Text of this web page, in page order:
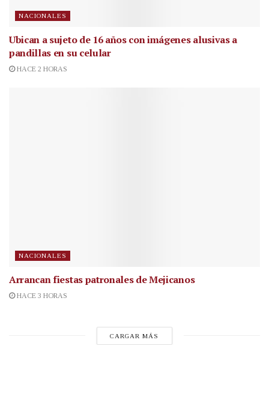
NACIONALES
Ubican a sujeto de 16 años con imágenes alusivas a
pandillas en su celular
HACE 2 HORAS
NACIONALES
Arrancan fiestas patronales de Mejicanos
HACE 3 HORAS
CARGAR MÁS